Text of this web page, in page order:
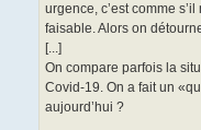
urgence, c’est comme
faisable. Alors on
[...]
On compare parfois la
Covid-19. On a fait un
aujourd’hui ?